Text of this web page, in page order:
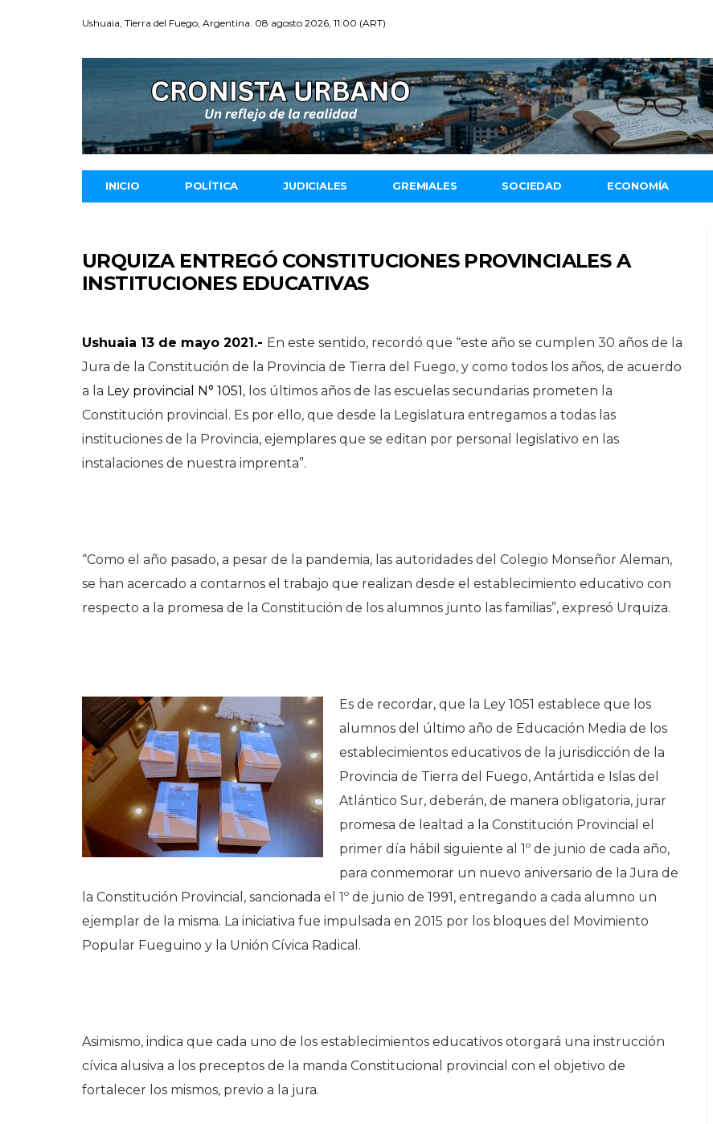
Ushuaia, Tierra del Fuego, Argentina. 08 agosto 2026, 11:00 (ART)
INICIO POLÍTICA JUDICIALES GREMIALES SOCIEDAD ECONOMÍA
URQUIZA ENTREGÓ CONSTITUCIONES PROVINCIALES A
INSTITUCIONES EDUCATIVAS
Ushuaia 13 de mayo 2021.- En este sentido, recordó que “este año se cumplen 30 años de la
Jura de la Constitución de la Provincia de Tierra del Fuego, y como todos los años, de acuerdo
a la Ley provincial N° 1051, los últimos años de las escuelas secundarias prometen la
Constitución provincial. Es por ello, que desde la Legislatura entregamos a todas las
instituciones de la Provincia, ejemplares que se editan por personal legislativo en las
instalaciones de nuestra imprenta”.
“Como el año pasado, a pesar de la pandemia, las autoridades del Colegio Monseñor Aleman,
se han acercado a contarnos el trabajo que realizan desde el establecimiento educativo con
respecto a la promesa de la Constitución de los alumnos junto las familias”, expresó Urquiza.
Es de recordar, que la Ley 1051 establece que los
alumnos del último año de Educación Media de los
establecimientos educativos de la jurisdicción de la
Provincia de Tierra del Fuego, Antártida e Islas del
Atlántico Sur, deberán, de manera obligatoria, jurar
promesa de lealtad a la Constitución Provincial el
primer día hábil siguiente al 1º de junio de cada año,
para conmemorar un nuevo aniversario de la Jura de
la Constitución Provincial, sancionada el 1º de junio de 1991, entregando a cada alumno un
ejemplar de la misma. La iniciativa fue impulsada en 2015 por los bloques del Movimiento
Popular Fueguino y la Unión Cívica Radical.
Asimismo, indica que cada uno de los establecimientos educativos otorgará una instrucción
cívica alusiva a los preceptos de la manda Constitucional provincial con el objetivo de
fortalecer los mismos, previo a la jura.